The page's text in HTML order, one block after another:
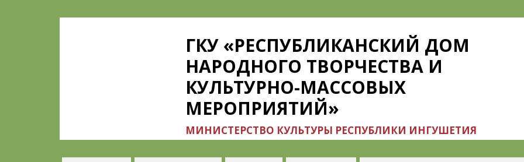
ГКУ «РЕСПУБЛИКАНСКИЙ ДОМ
НАРОДНОГО ТВОРЧЕСТВА И
КУЛЬТУРНО-МАССОВЫХ
МЕРОПРИЯТИЙ»
МИНИСТЕРСТВО КУЛЬТУРЫ РЕСПУБЛИКИ ИНГУШЕТИЯ